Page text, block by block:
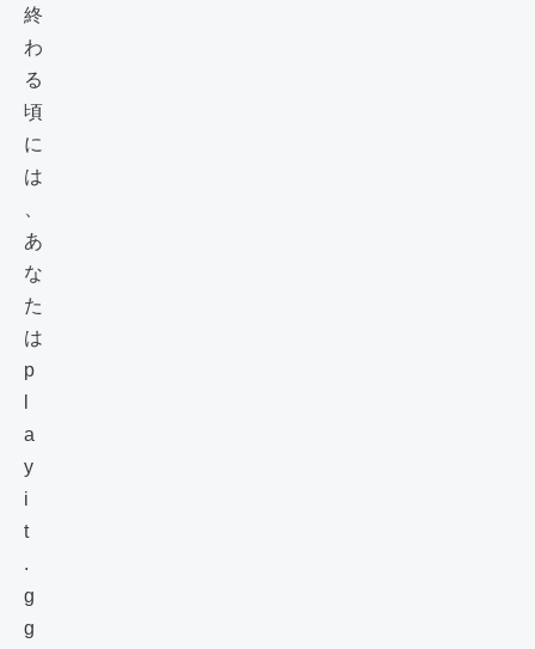
終
わ
る
頃
に
は
あ
な
た
は
p
a
y
i
t
.
g
g